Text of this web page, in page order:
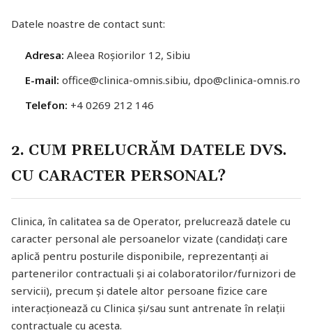
Datele noastre de contact sunt:
Adresa: Aleea Roșiorilor 12, Sibiu
E-mail: office@clinica-omnis.sibiu, dpo@clinica-omnis.ro
Telefon: +4 0269 212 146
2. CUM PRELUCRĂM DATELE DVS.
CU CARACTER PERSONAL?
Clinica, în calitatea sa de Operator, prelucrează datele cu
caracter personal ale persoanelor vizate (candidați care
aplică pentru posturile disponibile, reprezentanți ai
partenerilor contractuali și ai colaboratorilor/furnizori de
servicii), precum și datele altor persoane fizice care
interacționează cu Clinica și/sau sunt antrenate în relații
contractuale cu acesta.